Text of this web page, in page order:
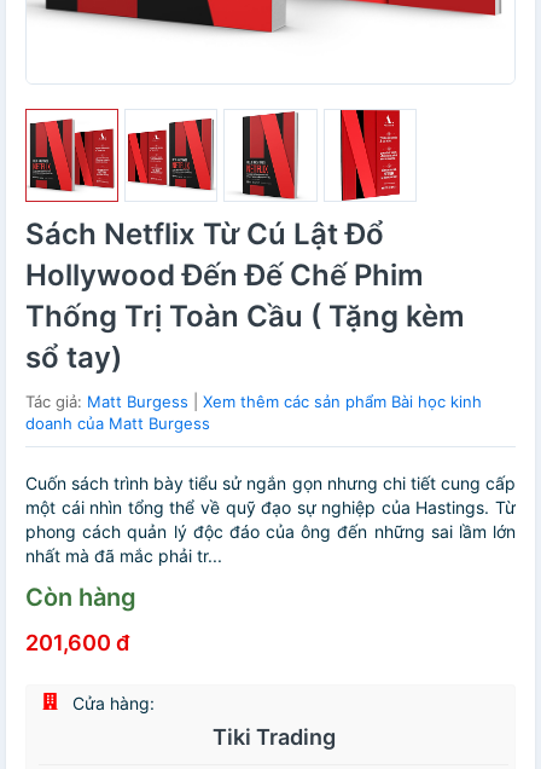
Sách Netflix Từ Cú Lật Đổ
Hollywood Đến Đế Chế Phim
Thống Trị Toàn Cầu ( Tặng kèm
sổ tay)
Tác giả: Matt Burgess
Xem thêm các sản phẩm Bài học kinh
doanh của Matt Burgess
Cuốn sách trình bày tiểu sử ngắn gọn nhưng chi tiết cung cấp
một cái nhìn tổng thể về quỹ đạo sự nghiệp của Hastings. Từ
phong cách quản lý độc đáo của ông đến những sai lầm lớn
nhất mà đã mắc phải tr...
Còn hàng
201,600 đ
Cửa hàng:
Tiki Trading